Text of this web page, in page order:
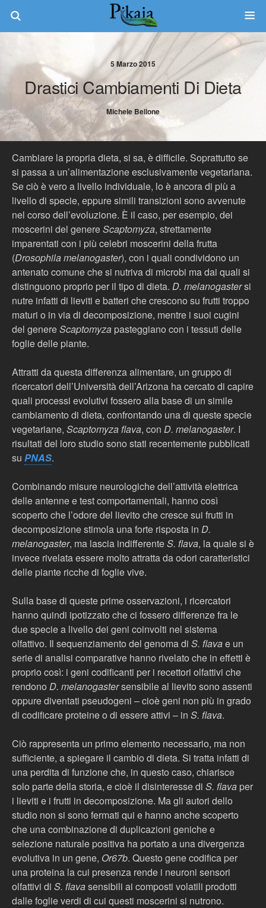
5 Marzo 2015
Drastici Cambiamenti Di Dieta
Michele Bellone
Cambiare la propria dieta, si sa, è difficile. Soprattutto se
si passa a un’alimentazione esclusivamente vegetariana.
Se ciò è vero a livello individuale, lo è ancora di più a
livello di specie, eppure simili transizioni sono avvenute
nel corso dell’evoluzione. È il caso, per esempio, dei
moscerini del genereScaptomyza, strettamente
imparentati con i più celebri moscerini della frutta
(Drosophila melanogaster), con i quali condividono un
antenato comune che si nutriva di microbi ma dai quali si
distinguono proprio per il tipo di dieta. D. melanogastersi
nutre infatti di lieviti e batteri che crescono su frutti troppo
maturi o in via di decomposizione, mentre i suoi cugini
del genereScaptomyza pasteggiano con i tessuti delle
foglie delle piante.
Attratti da questa differenza alimentare, un gruppo di
ricercatori dell’Università dell’Arizona ha cercato di capire
quali processi evolutivi fossero alla base di un simile
cambiamento di dieta, confrontando una di queste specie
vegetariane, Scaptomyza flava, con D. melanogaster. I
risultati del loro studio sono stati recentemente pubblicati
su PNAS.
Combinando misure neurologiche dell’attività elettrica
delle antenne e test comportamentali, hanno così
scoperto che l’odore del lievito che cresce sui frutti in
decomposizione stimola una forte risposta in D.
melanogaster, ma lascia indifferenteS. flava, la quale si è
invece rivelata essere molto attratta da odori caratteristici
delle piante ricche di foglie vive.
Sulla base di queste prime osservazioni, i ricercatori
hanno quindi ipotizzato che ci fossero differenze fra le
due specie a livello dei geni coinvolti nel sistema
olfattivo. Il sequenziamento del genoma di S. flavae un
serie di analisi comparative hanno rivelato che in effetti è
proprio così: i geni codificanti per i recettori olfattivi che
rendono D. melanogastersensibile al lievito sono assenti
oppure diventati pseudogeni – cioè geni non più in grado
di codificare proteine o di essere attivi – in S. flava.
Ciò rappresenta un primo elemento necessario, ma non
sufficiente, a spiegare il cambio di dieta. Si tratta infatti di
una perdita di funzione che, in questo caso, chiarisce
solo parte della storia, e cioè il disinteresse di S. flava per
i lieviti e i frutti in decomposizione. Ma gli autori dello
studio non si sono fermati qui e hanno anche scoperto
che una combinazione di duplicazioni geniche e
selezione naturale positiva ha portato a una divergenza
evolutiva in un gene, Or67b. Questo gene codifica per
una proteina la cui presenza rende i neuroni sensori
olfattivi di S. flavasensibili ai composti volatili prodotti
dalle foglie verdi di cui questi moscerini si nutrono.